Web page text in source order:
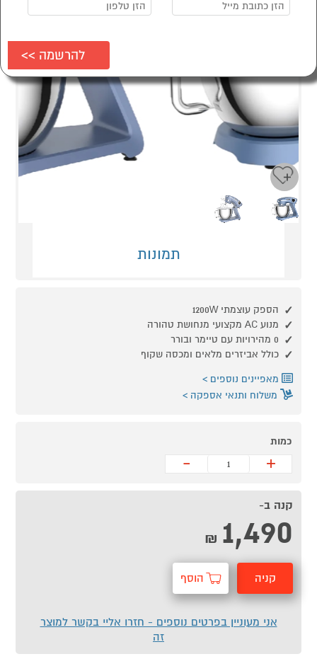
תמונות
הספק עוצמתי 1200W
מנוע AC מקצועי מנחושת טהורה
0 מהירויות עם טיימר ובורר
כולל אביזרים מלאים ומכסה שקוף
מאפיינים נוספים
משלוח ותנאי אספקה
כמות
+
-
קנה ב-
1,490
₪
קניה הוסף
אני מעוניין בפרטים נוספים - חזרו אליי בקשר למוצר
זה